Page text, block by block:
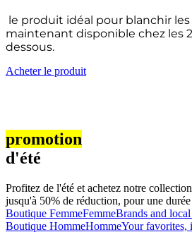
le produit idéal pour blanchir
maintenant disponible chez les
dessous.
Acheter le produit
promotion
d'été
Profitez de l'été et achetez notre
jusqu'à 50% de réduction, pour une
Boutique FemmeFemmeBrands and local
Boutique HommeHommeYour favorites,